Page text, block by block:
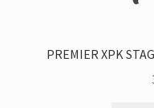
PREMIER XPK